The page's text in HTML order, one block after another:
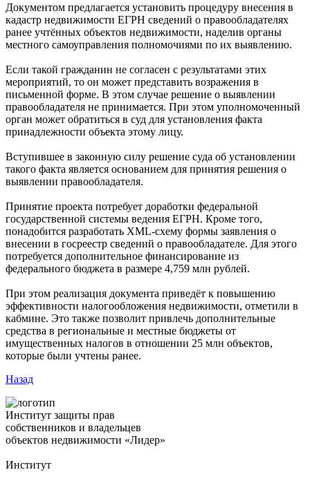
Документом предлагается установить процедуру внесения в
кадастр недвижимости ЕГРН сведений о правообладателях
ранее учтённых объектов недвижимости, наделив органы
местного самоуправления полномочиями по их выявлению.
Если такой гражданин не согласен с результатами этих
мероприятий, то он может представить возражения в
письменной форме. В этом случае решение о выявлении
правообладателя не принимается. При этом уполномоченный
орган может обратиться в суд для установления факта
принадлежности объекта этому лицу.
Вступившее в законную силу решение суда об установлении
такого факта является основанием для принятия решения о
выявлении правообладателя.
Принятие проекта потребует доработки федеральной
государственной системы ведения ЕГРН. Кроме того,
понадобится разработать XML-схему формы заявления о
внесении в госреестр сведений о правообладателе. Для этого
потребуется дополнительное финансирование из
федерального бюджета в размере 4,759 млн рублей.
При этом реализация документа приведёт к повышению
эффективности налогообложения недвижимости, отметили в
кабмине. Это также позволит привлечь дополнительные
средства в региональные и местные бюджеты от
имущественных налогов в отношении 25 млн объектов,
которые были учтены ранее.
Назад
Институт защиты прав
собственников и владельцев
объектов недвижимости «Лидер»
Институт